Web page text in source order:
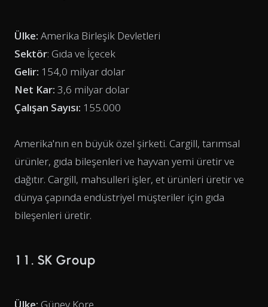
Ülke: Amerika Birleşik Devletleri
Sektör: Gıda ve İçecek
Gelir: 154,0 milyar dolar
Net Kar: 3,6 milyar dolar
Çalışan Sayısı: 155.000
Amerika'nın en büyük özel şirketi. Cargill, tarımsal
ürünler, gıda bileşenleri ve hayvan yemi üretir ve
dağıtır. Cargill, mahsulleri işler, et ürünleri üretir ve
dünya çapında endüstriyel müşteriler için gıda
bileşenleri üretir.
11. SK Group